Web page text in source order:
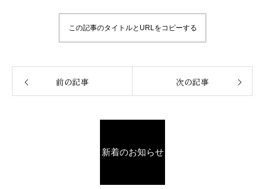
この記事のタイトルとURLをコピーする
前の記事 次の記事
新着のお知らせ